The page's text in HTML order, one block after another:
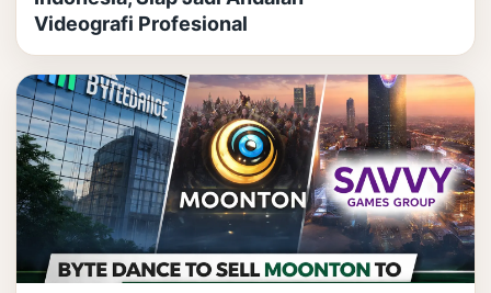
Videografi Profesional